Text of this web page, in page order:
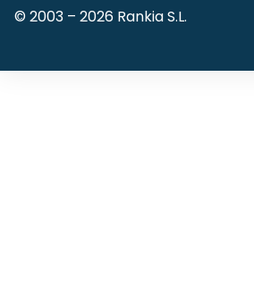
© 2003 – 2026 Rankia S.L.